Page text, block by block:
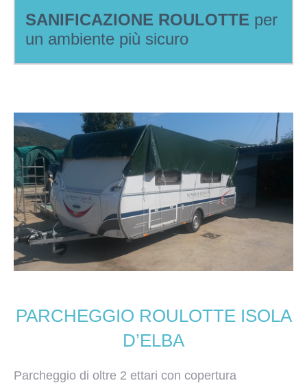
SANIFICAZIONE ROULOTTE per
un ambiente più sicuro
PARCHEGGIO ROULOTTE ISOLA
D’ELBA
Parcheggio di oltre 2 ettari con copertura